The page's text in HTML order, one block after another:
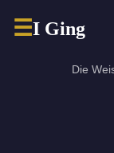
☰I Ging
Die